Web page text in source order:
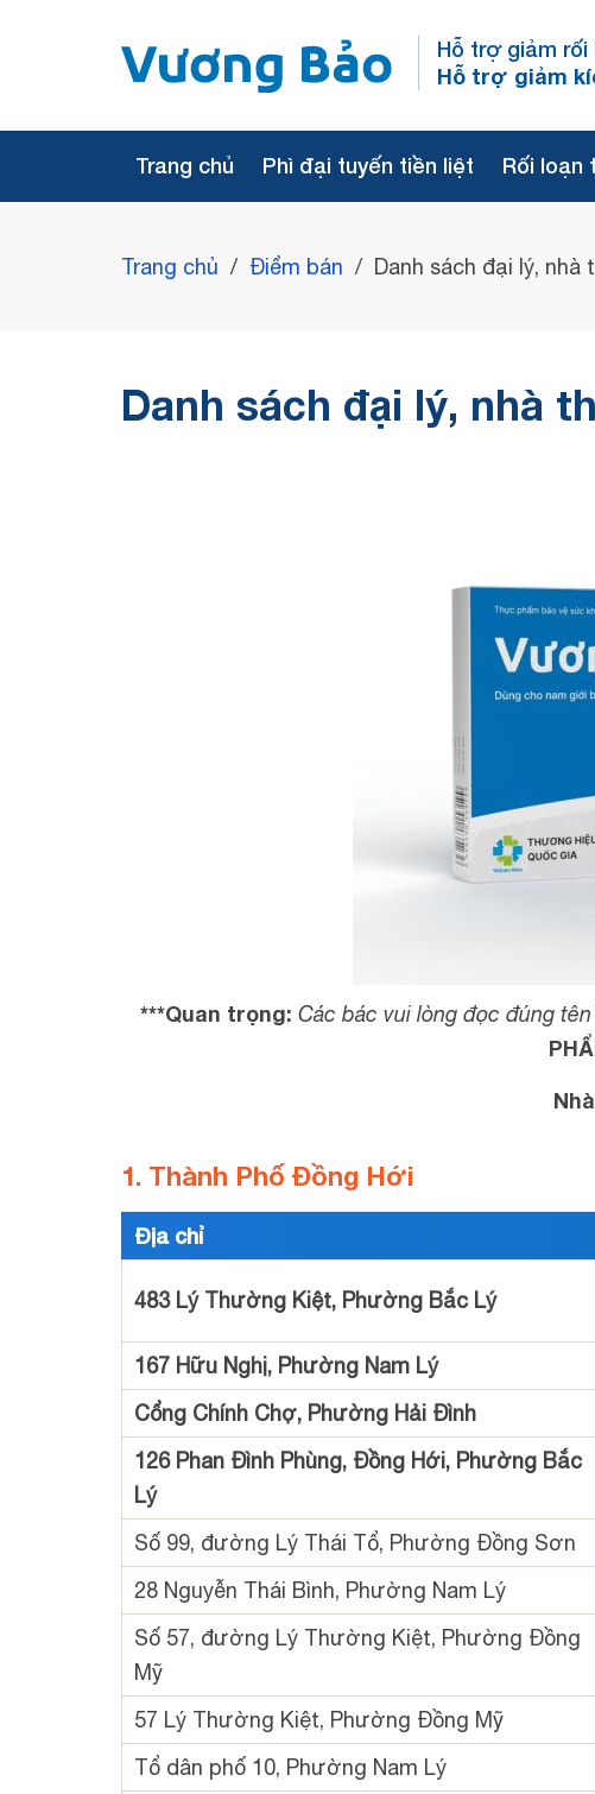
Hỗ trợ giảm
Hỗ trợ giảm
Trang chủ Phì đại tuyến tiền liệt Rối loạn
Trang chủ / Điểm bán / Danh sách đại lý, nhà
Danh sách đại lý, nhà
***Quan trọng: Các bác vui lòng đọc đúng tên
1. Thành Phố Đồng Hới
Địa chỉ
483 Lý Thường Kiệt, Phường Bắc Lý
167 Hữu Nghị, Phường Nam Lý
Cổng Chính Chợ, Phường Hải Đình
126 Phan Đình Phùng, Đồng Hới, Phường Bắc
Lý
Số 99, đường Lý Thái Tổ, Phường Đồng Sơn
28 Nguyễn Thái Bình, Phường Nam Lý
Số 57, đường Lý Thường Kiệt, Phường Đồng
Mỹ
57 Lý Thường Kiệt, Phường Đồng Mỹ
Tổ dân phố 10, Phường Nam Lý